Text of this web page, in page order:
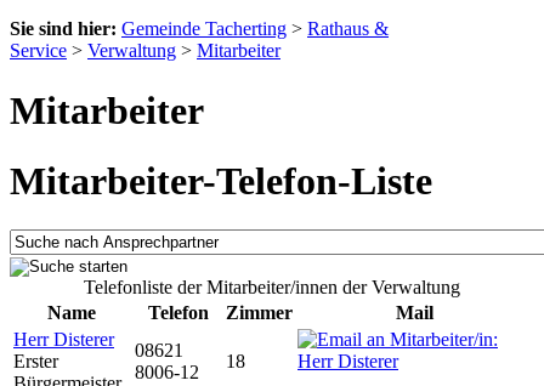
Sie sind hier: Gemeinde Tacherting > Rathaus &
Service > Verwaltung > Mitarbeiter
Mitarbeiter
Mitarbeiter-Telefon-Liste
Telefonliste der Mitarbeiter/innen der Verwaltung
Name
Telefon Zimmer
Mail
Herr Disterer
Erster
08621
8006-12
18